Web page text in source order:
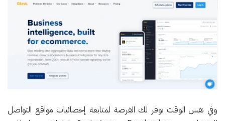
وفي نفس الوقت توفر لك الفرصة لمتابعة إحصائيات مواقع التواصل